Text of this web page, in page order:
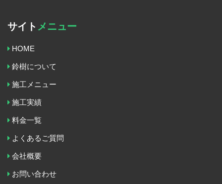
サイト メニュー
HOME
鈴樹について
施工メニュー
施工実績
料金一覧
よくあるご質問
会社概要
お問い合わせ